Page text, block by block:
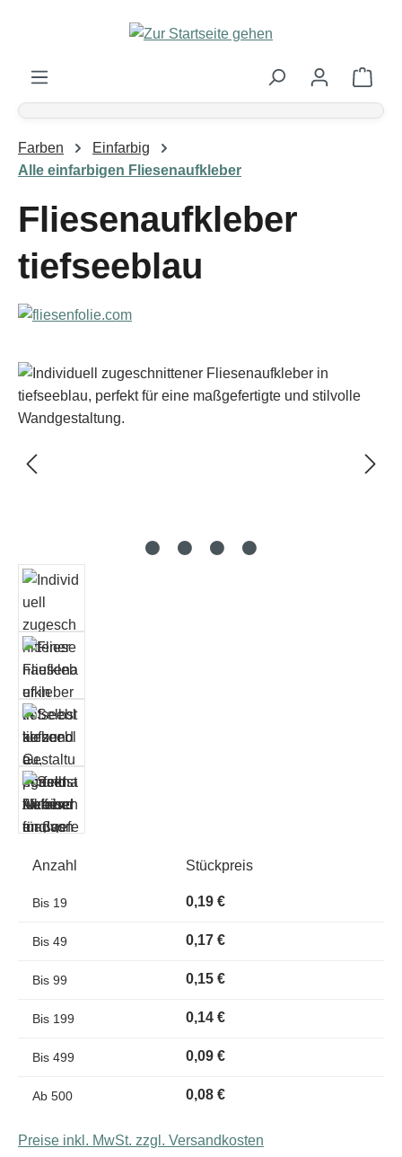
Zum Hauptinhalt springen
Farben
Einfarbig
Alle einfarbigen Fliesenaufkleber
Fliesenaufkleber
tiefseeblau
Bildergalerie überspringen
Anzahl Stückpreis
Bis 19 0,19 €
Bis 49 0,17 €
Bis 99 0,15 €
Bis 199 0,14 €
Bis 499 0,09 €
Ab 500 0,08 €
Preise inkl. MwSt. zzgl. Versandkosten